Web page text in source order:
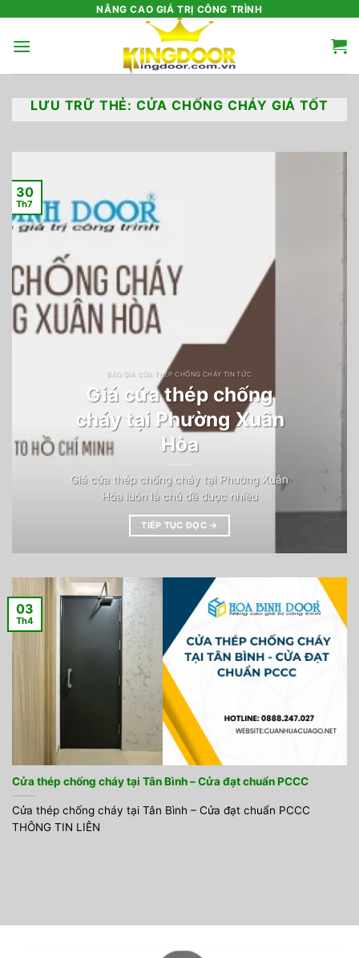
nội
NÂNG CAO GIÁ TRỊ CÔNG TRÌNH
LƯU TRỮ THẺ: CỬA CHỐNG CHÁY GIÁ TỐT
BÁO GIÁ CỬA THÉP CHỐNG CHÁY TIN TỨC
Giá cửa thép chống
cháy tại Phường Xuân
Hòa
Giá cửa thép chống cháy tại Phường Xuân
Hòa luôn là chủ đề được nhiều
TIẾP TỤC ĐỌC →
30
Th7
Cửa thép chống cháy tại Tân Bình – Cửa đạt chuẩn PCCC
Cửa thép chống cháy tại Tân Bình – Cửa đạt chuẩn PCCC
THÔNG TIN LIÊN
03
Th4